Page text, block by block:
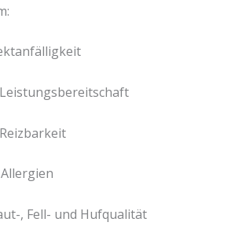
, Fell- und Hufqualität